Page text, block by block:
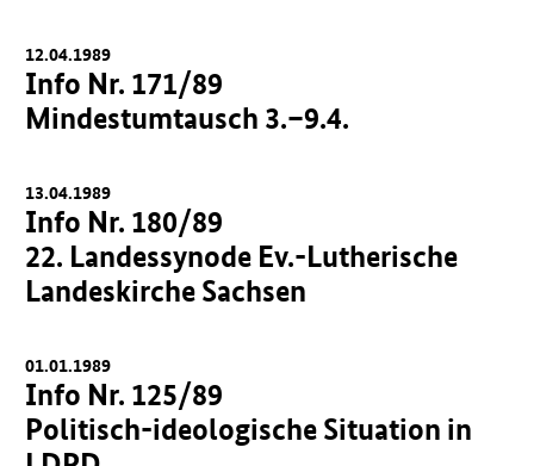
12.04.1989
Info Nr. 171/89
Mindestumtausch 3.–9.4.
13.04.1989
Info Nr. 180/89
22. Landessynode Ev.-Lutherische
Landeskirche Sachsen
01.01.1989
Info Nr. 125/89
Politisch-ideologische Situation in